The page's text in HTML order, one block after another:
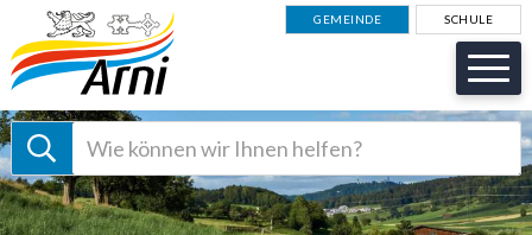
NAVIGIEREN IN GEMEINDE
Schnellnavigation GEMEINDE SCHULE
Suchbegriff
Suche starten